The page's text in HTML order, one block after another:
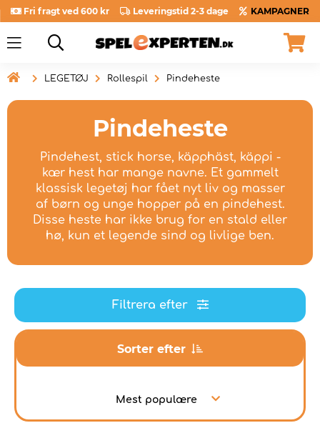
Fri fragt ved 600 kr Leveringstid 2-3 dage KAMPAGNER
 LEGETØJ Rollespil Pindeheste
Pindeheste
Pindehest, stick horse, käpphäst, käppi -
kær hest har mange navne. Et gammelt
klassisk legetøj har fået nyt liv og masser
af børn og unge hopper på en pindehest.
Disse heste har ikke brug for en stald eller
hø, kun et legende sind og livlige ben.
Filtrera efter
Sorter efter
Mest populære